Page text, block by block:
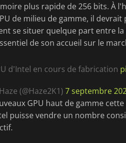
plus rapide de 256 bits. À
de milieu de gamme, il
se situer quelque part entre la
de son accueil sur le
d'Intel en cours de fabrication
(@Haze2K1)7 septembre
GPU haut de gamme
puisse vendre un nombre